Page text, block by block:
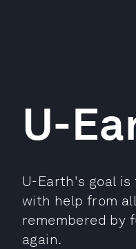
U-
U-Earth's goal
with help from
remembered by
again.